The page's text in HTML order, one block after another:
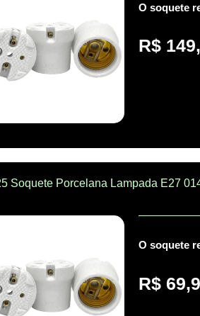
O soquete
R$
Soquete Porcelana Lampada E27
O soquete
R$